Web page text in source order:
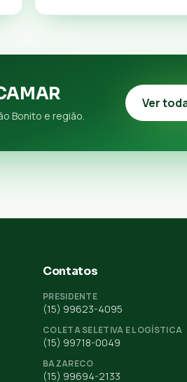
Bonito e região.
Ver
Contatos
PRESIDENTE
(15) 99623-4095
COLETA SELETIVA E LOGÍSTICA
(15) 99718-0049
BAZARECO
(15) 99694-2133